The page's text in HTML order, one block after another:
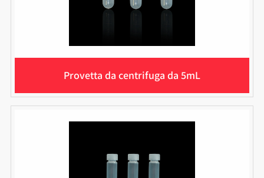
Provetta da centrifuga da 5mL